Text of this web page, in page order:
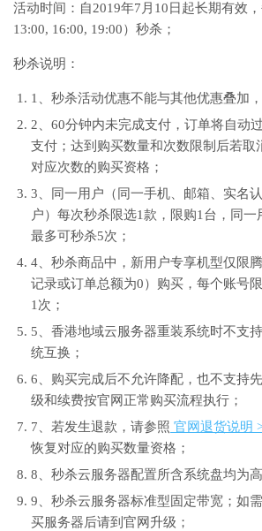
活动时间：自2019年7月10日起长期有效
13:00, 16:00, 19:00）秒杀；
秒杀说明：
1、秒杀活动优惠不能与其他优惠叠加
2、60分钟内未完成支付，订单将自动
支付；达到购买数量和次数限制后若取
对应次数的购买资格；
3、同一用户（同一手机、邮箱、实名
户）每次秒杀限选1款，限购1台，同一
最多可秒杀5次；
4、秒杀商品中，新用户专享机型仅限
记录或订单总额为0）购买，每个账号
1次；
5、香港地域云服务器重装系统时不支
统互换；
6、购买完成后不允许降配，也不支持
级和续费按官网正常购买流程执行；
7、若发生退款，请参照 官网退货说明
恢复对应的购买数量资格；
8、秒杀云服务器配置所含系统盘均为
9、秒杀云服务器标准型固定带宽；如
买服务器后请到官网升级；